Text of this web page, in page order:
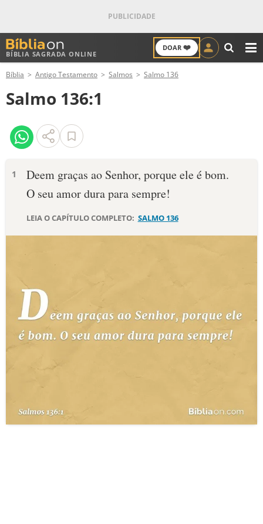
BÍBLIA SAGRADA ONLINE
DOAR ❤️
ANTIGO TESTAMENTO
NOVO TESTAMENTO
VERSÍCULOS
PALAVRA DO DIA
DEVOCIONAL DIÁRIO
10 MANDAMENTOS
ESTUDOS BÍBLICOS
ESBOÇOS DE PREGAÇÃO
PERGUNTE À BÍBLIA
Bíblia Antigo Testamento Salmos Salmo 136
Salmo 136:1
1
Deem graças ao Senhor, porque ele é bom.
O seu amor dura para sempre!
LEIA O CAPÍTULO COMPLETO: SALMO 136